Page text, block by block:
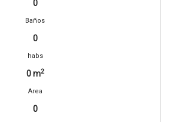
0
Baños
0
habs
0 m2
Area
0